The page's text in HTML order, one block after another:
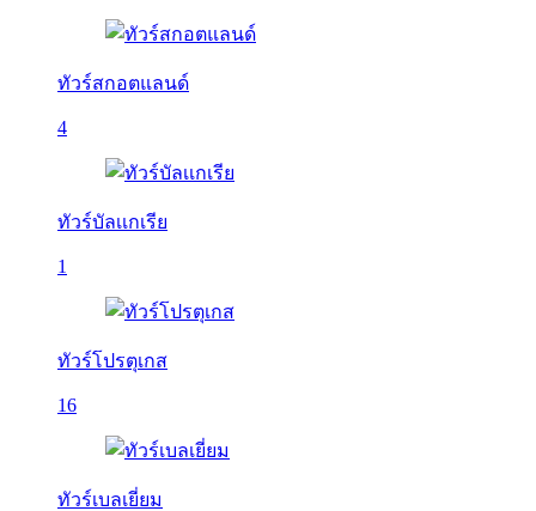
ทัวร์สกอตแลนด์
4
ทัวร์บัลเเกเรีย
1
ทัวร์โปรตุเกส
16
ทัวร์เบลเยี่ยม